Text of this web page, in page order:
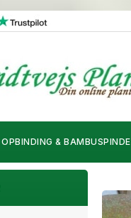
OPBINDING & BAMBUSPINDE